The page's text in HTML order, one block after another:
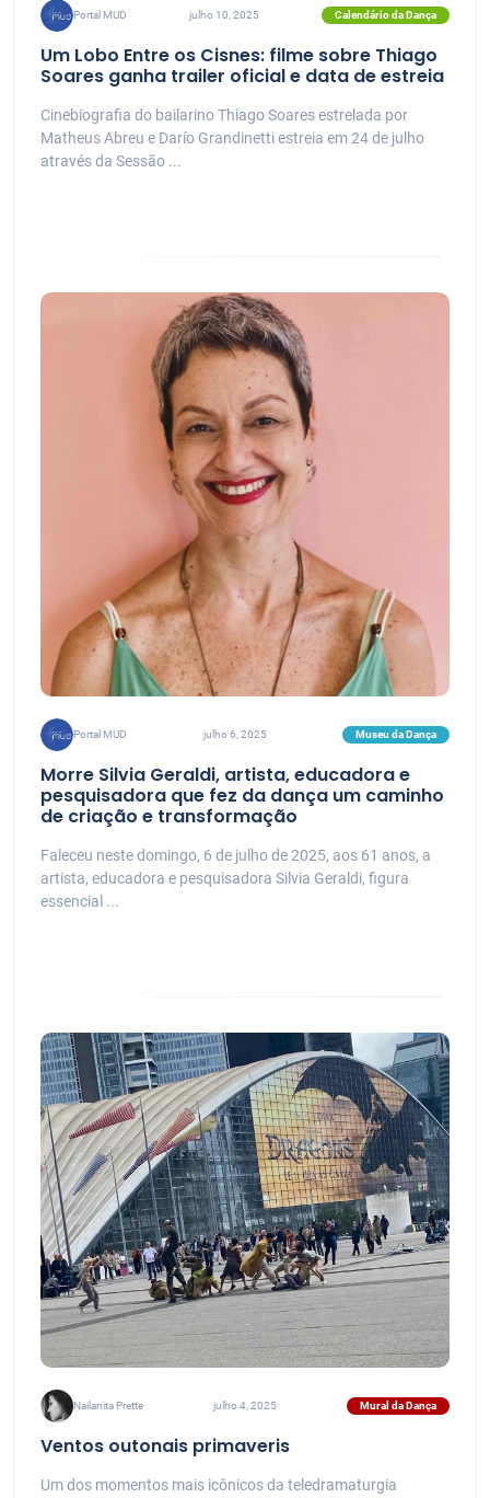
Portal MUD julho 10, 2025 Calendário da Dança
Um Lobo Entre os Cisnes: filme sobre Thiago
Soares ganha trailer oficial e data de estreia
Cinebiografia do bailarino Thiago Soares estrelada por
Matheus Abreu e Darío Grandinetti estreia em 24 de julho
através da Sessão ...
Portal MUD julho 6, 2025 Museu da Dança
Morre Silvia Geraldi, artista, educadora e
pesquisadora que fez da dança um caminho
de criação e transformação
Faleceu neste domingo, 6 de julho de 2025, aos 61 anos, a
artista, educadora e pesquisadora Silvia Geraldi, figura
essencial ...
Nailanita Prette julho 4, 2025 Mural da Dança
Ventos outonais primaveris
Um dos momentos mais icônicos da teledramaturgia